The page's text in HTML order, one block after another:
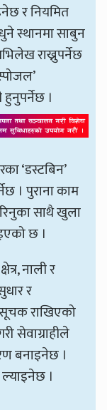
र नियमित
स्थानमा साबुन
राख्नुपर्नेछ
।
‘डस्टबिन’
। पुराना काम
साथै खुला
छ ।
नाली र
र
सूचक राखिएको
सेवाग्राहीले
बनाइनेछ ।
।